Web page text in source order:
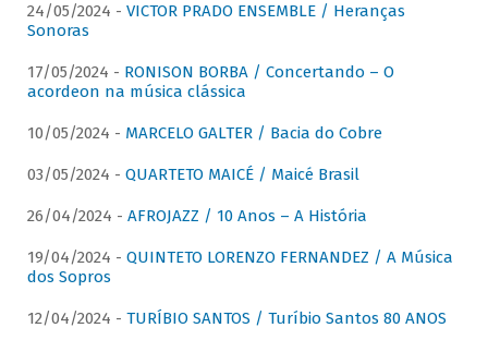
24/05/2024 - VICTOR PRADO ENSEMBLE / Heranças
Sonoras
17/05/2024 - RONISON BORBA / Concertando – O
acordeon na música clássica
10/05/2024 - MARCELO GALTER / Bacia do Cobre
03/05/2024 - QUARTETO MAICÉ / Maicé Brasil
26/04/2024 - AFROJAZZ / 10 Anos – A História
19/04/2024 - QUINTETO LORENZO FERNANDEZ / A Música
dos Sopros
12/04/2024 - TURÍBIO SANTOS / Turíbio Santos 80 ANOS